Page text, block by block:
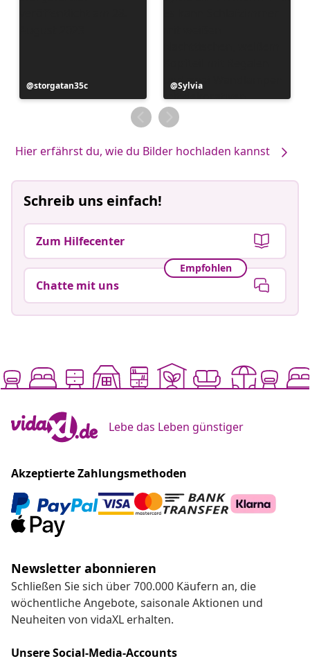
Beitrag
veröffentlicht
storgatan35c
Beitrag
veröffentlicht
von
Sylvia
Hier erfährst du, wie du Bilder hochladen kannst
Schreib uns einfach!
Zum Hilfecenter
Empfohlen
Chatte mit uns
Lebe das Leben günstiger
Akzeptierte Zahlungsmethoden
Newsletter abonnieren
Schließen Sie sich über 700.000 Käufern an, die
wöchentliche Angebote, saisonale Aktionen und
Neuheiten von vidaXL erhalten.
Unsere Social-Media-Accounts